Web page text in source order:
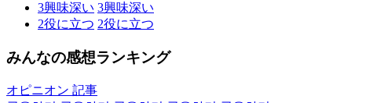
3興味深い 3興味深い
2役に立つ 2役に立つ
みんなの感想ランキング
オピニオン 記事